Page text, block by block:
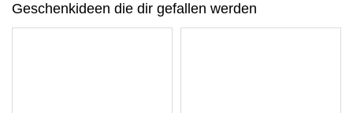
Geschenkideen die dir gefallen werden